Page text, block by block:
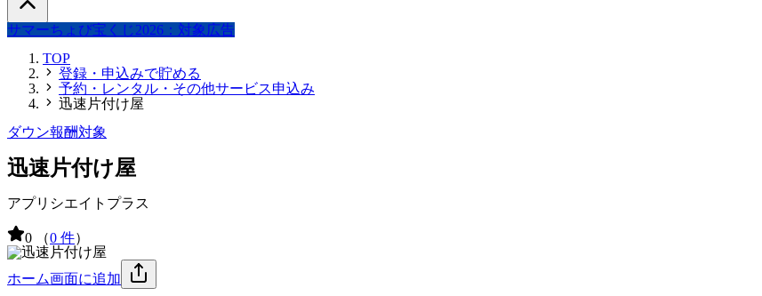
サマーちょび宝くじ2026：対象広告
TOP
登録・申込みで貯める
予約・レンタル・その他サービス申込み
迅速片付け屋
ダウン報酬対象
迅速片付け屋
アプリシエイトプラス
0 （0 件）
ホーム画面に追加